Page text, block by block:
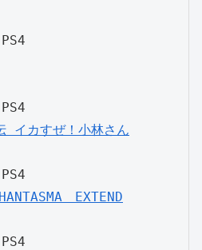
イカすぜ！小林さん
　EXTEND